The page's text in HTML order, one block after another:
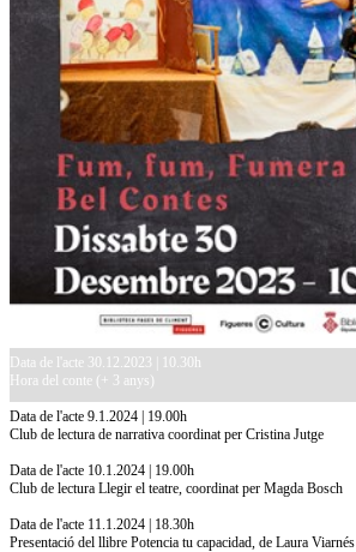
Data de l'acte 30.12.2023 | 10.30h
Hora del conte (+ 3 anys)
Data de l'acte 9.1.2024 | 19.00h
Club de lectura de narrativa coordinat per Cristina Jutge
Data de l'acte 10.1.2024 | 19.00h
Club de lectura Llegir el teatre, coordinat per Magda Bosch
Data de l'acte 11.1.2024 | 18.30h
Presentació del llibre Potencia tu capacidad, de Laura Viarnés